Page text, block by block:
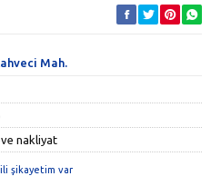
Mah.
nakliyat
şikayetim var